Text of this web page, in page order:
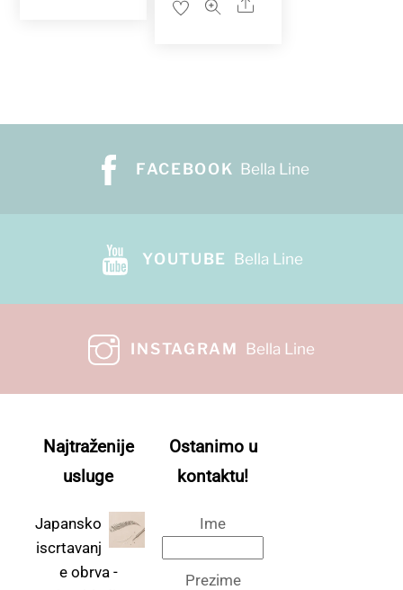
Share
FACEBOOK Bella Line
YOUTUBE Bella Line
INSTAGRAM Bella Line
Najtraženije
usluge
Japansko
iscrtavanj
e obrva -
Ostanimo u
kontaktu!
Ime
Prezime